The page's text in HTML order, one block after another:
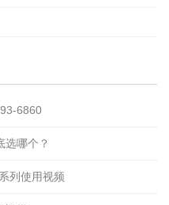
6860
哪个？
列使用视频